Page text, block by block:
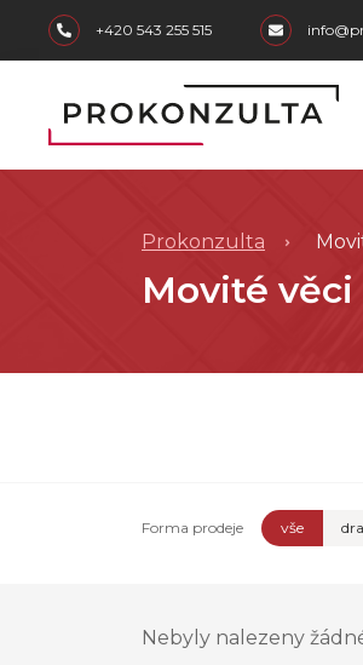
skip to main content
+420 543 255 515
Prokonzulta
Movité věci
Forma prodeje vše
Nebyly nalezeny